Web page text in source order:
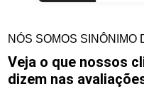
NÓS SOMOS SINÔNIMO
Veja o que nossos
dizem nas